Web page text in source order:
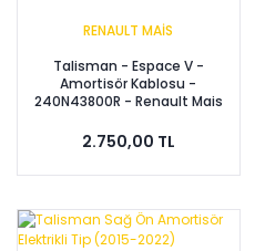
RENAULT MAİS
Talisman - Espace V -
Amortisör Kablosu -
240N43800R - Renault Mais
2.750,00 TL